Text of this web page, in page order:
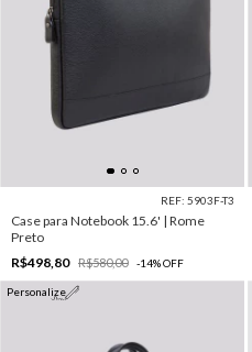
REF: 5903F-T3
Case para Notebook 15.6' | Rome
Preto
R$498,80
R$580,00 -14%OFF
Personalize